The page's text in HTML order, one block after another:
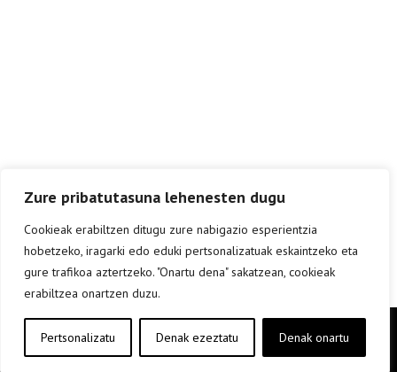
Zure pribatutasuna lehenesten dugu
Cookieak erabiltzen ditugu zure nabigazio esperientzia
hobetzeko, iragarki edo eduki pertsonalizatuak eskaintzeko eta
gure trafikoa aztertzeko. "Onartu dena" sakatzean, cookieak
erabiltzea onartzen duzu.
Pertsonalizatu Denak ezeztatu Denak onartu
Copyright © elkar Argitaletxeak 2019
Lege oharra
Cookie politika